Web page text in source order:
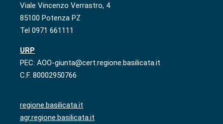
Viale Vincenzo Verrastro, 4
85100 Potenza PZ
Tel 0971 661111
URP
PEC: AOO-giunta@cert.regione.basilicata.it
C.F. 80002950766
regione.basilicata.it
agr.regione.basilicata.it